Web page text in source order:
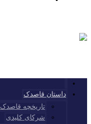
داستان قاصدک
تاریخچه قاصدک
شرکای کلیدی